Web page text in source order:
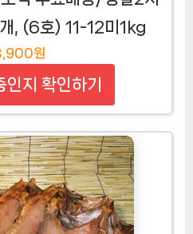
, (6호) 11-12미1kg
원
인지 확인하기